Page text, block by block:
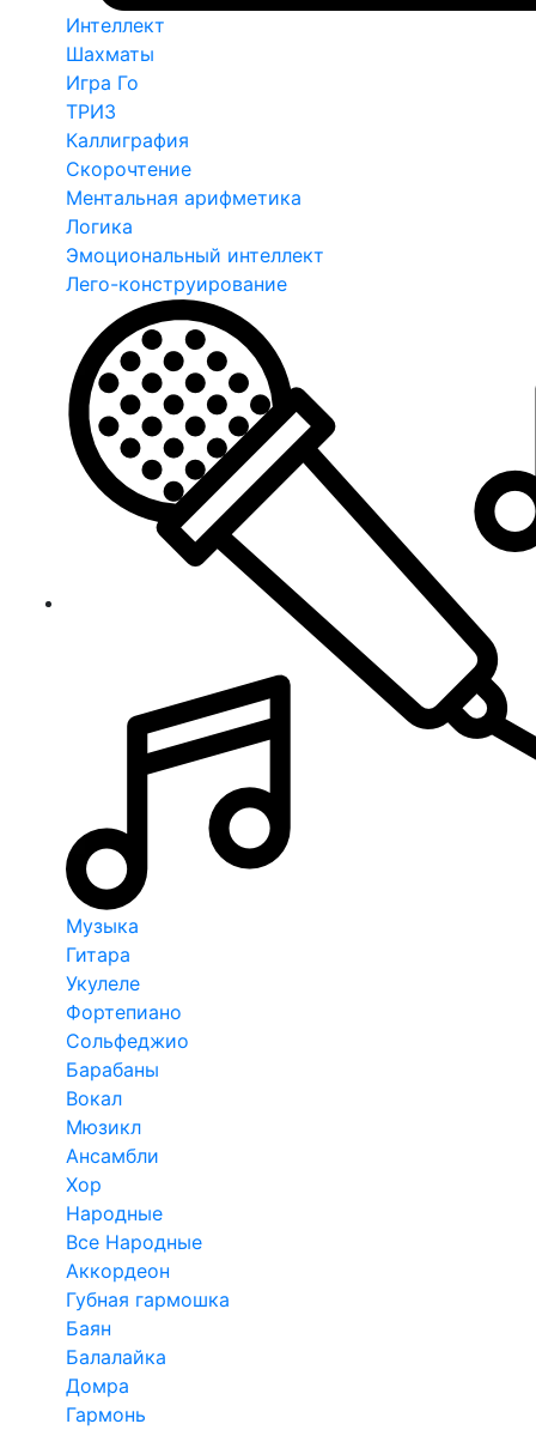
Интеллект
Шахматы
Игра Го
ТРИЗ
Каллиграфия
Скорочтение
Ментальная арифметика
Логика
Эмоциональный интеллект
Лего-конструирование
Музыка
Гитара
Укулеле
Фортепиано
Сольфеджио
Барабаны
Вокал
Мюзикл
Ансамбли
Хор
Народные
Все Народные
Аккордеон
Губная гармошка
Баян
Балалайка
Домра
Гармонь